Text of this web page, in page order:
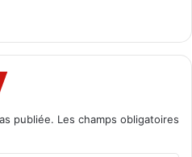
publiée. Les champs obligatoires